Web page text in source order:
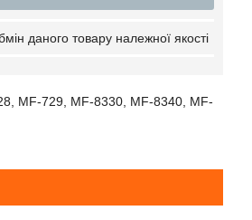
даного товару належної якості
MF-729, MF-8330, MF-8340, MF-